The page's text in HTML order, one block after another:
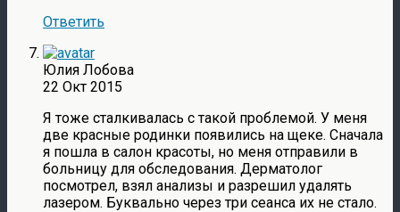
Ответить
Юлия Лобова
22 Окт 2015
Я тоже сталкивалась с такой проблемой. У меня
две красные родинки появились на щеке. Сначала
я пошла в салон красоты, но меня отправили в
больницу для обследования. Дерматолог
посмотрел, взял анализы и разрешил удалять
лазером. Буквально через три сеанса их не стало.